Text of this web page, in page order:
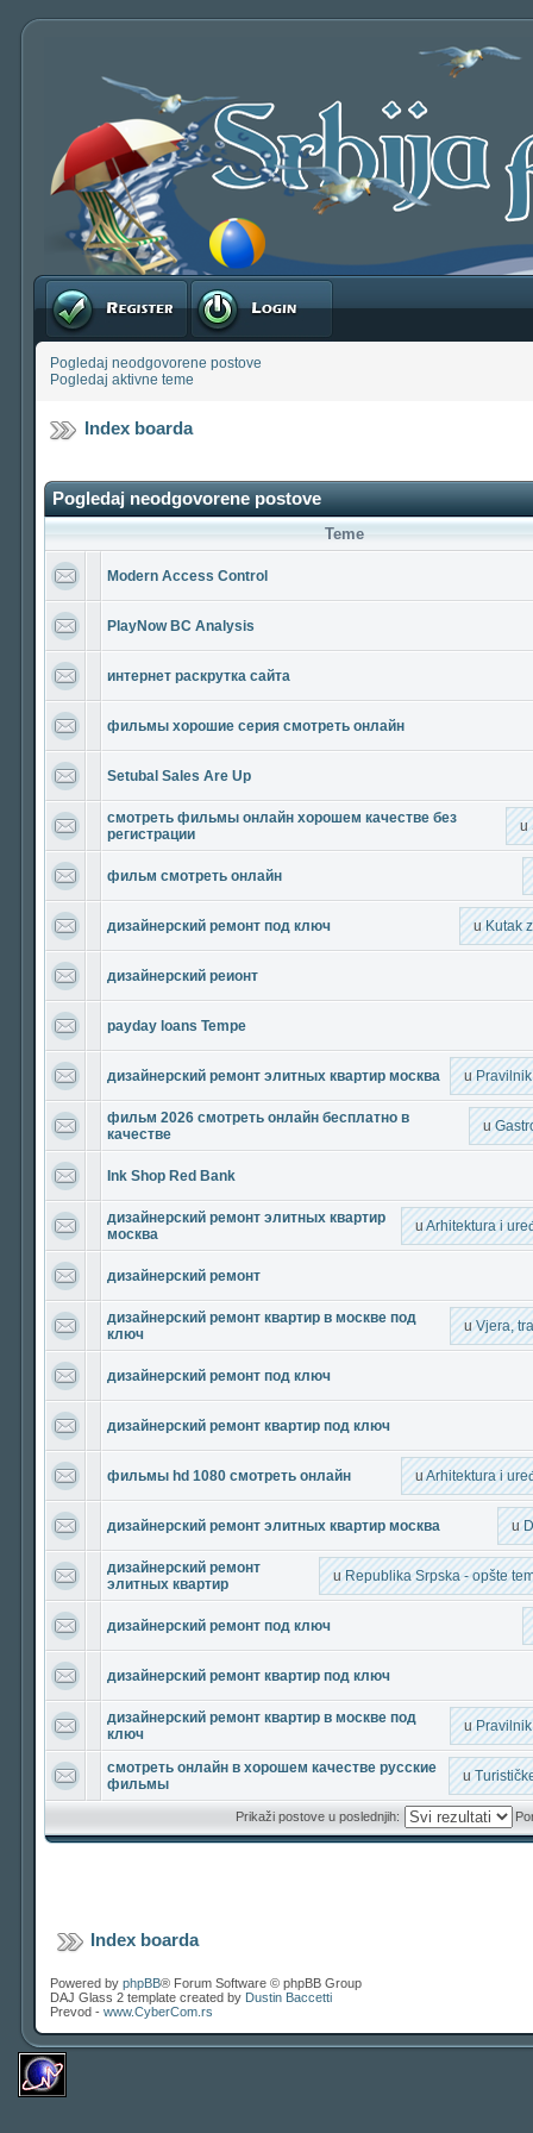
Registruj se Prijavite se
Pogledaj neodgovorene postove
Pogledaj aktivne teme
Index boarda
Pogledaj neodgovorene postove
Teme
Modern Access Control
PlayNow BC Analysis
интернет раскрутка сайта
фильмы хорошие серия смотреть онлайн
Setubal Sales Are Up
смотреть фильмы онлайн хорошем качестве без
регистрации
u
фильм смотреть онлайн
дизайнерский ремонт под ключ uKutak
дизайнерский реионт
payday loans Tempe
дизайнерский ремонт элитных квартир москва u
фильм 2026 смотреть онлайн бесплатно в
качестве
u
Ink Shop Red Bank
дизайнерский ремонт элитных квартир
москва
uArhitektura i
дизайнерский ремонт
дизайнерский ремонт квартир в москве под
ключ
uVjera,
дизайнерский ремонт под ключ
дизайнерский ремонт квартир под ключ
фильмы hd 1080 смотреть онлайн uArhitektura i
дизайнерский ремонт элитных квартир москва u
дизайнерский ремонт
элитных квартир
uRepublika Srpska - opšte
дизайнерский ремонт под ключ
дизайнерский ремонт квартир под ключ
дизайнерский ремонт квартир в москве под
ключ
u
смотреть онлайн в хорошем качестве русские
фильмы
u
Prikaži postove u poslednjih:
Index boarda
Powered by phpBB® Forum Software © phpBB Group
DAJ Glass 2 template created by Dustin Baccetti
Prevod - www.CyberCom.rs